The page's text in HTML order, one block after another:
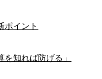
ポイント
知れば防げる」